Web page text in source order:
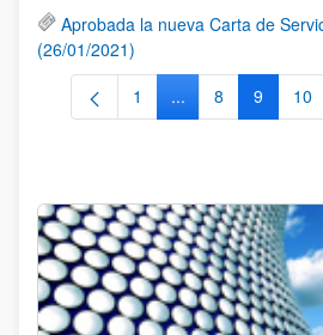
Aprobada la nueva Carta de
(26/01/2021)
Página
1 ...PáginasPágina
8 Página
9 10